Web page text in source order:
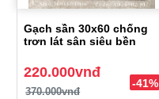
Gạch sần 30x60 chống
trơn lát sân siêu bền
220.000vnđ
370.000vnđ
-41%